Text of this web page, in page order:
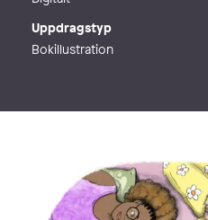
Uppdragstyp
Bokillustration